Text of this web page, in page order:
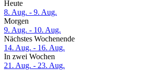
Heute
8. Aug. - 9. Aug.
Morgen
9. Aug. - 10. Aug.
Nächstes Wochenende
14. Aug. - 16. Aug.
In zwei Wochen
21. Aug. - 23. Aug.